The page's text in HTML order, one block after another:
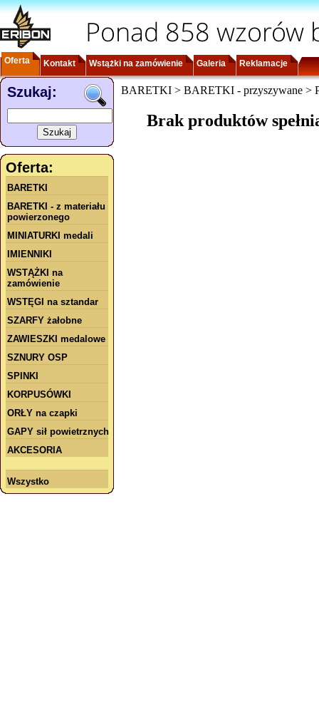
Ponad 858 wzorów
Oferta Kontakt Wstążki na zamówienie Galeria Reklamacje
Szukaj:
Oferta:
BARETKI
BARETKI - z materiału
powierzonego
MINIATURKI medali
IMIENNIKI
WSTĄŻKI na
zamówienie
WSTĘGI na sztandar
SZARFY żałobne
ZAWIESZKI medalowe
SZNURY OSP
SPINKI
KORPUSÓWKI
ORŁY na czapki
GAPY sił powietrznych
AKCESORIA
Wszystko
BARETKI > BARETKI - przyszywane >
Brak produktów